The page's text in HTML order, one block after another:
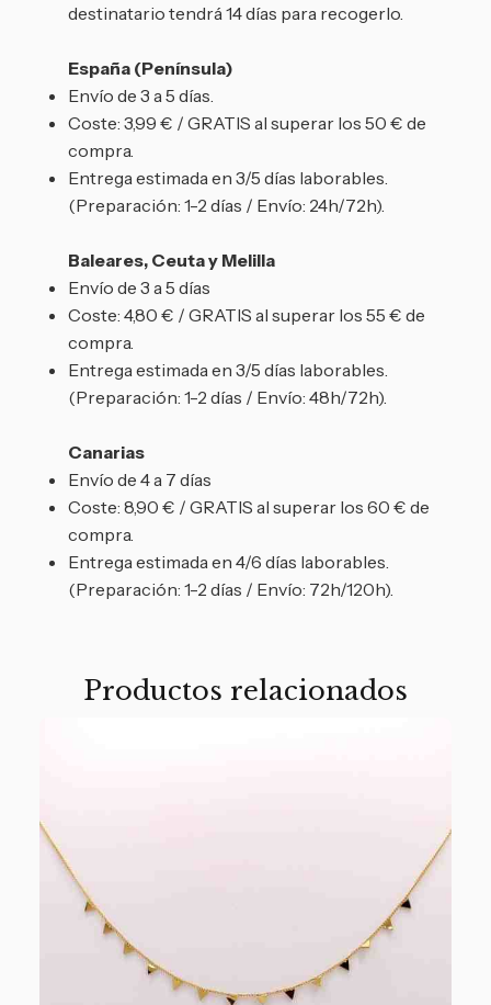
destinatario tendrá 14 días para recogerlo.
España (Península)
Envío de 3 a 5 días.
Coste: 3,99 € / GRATIS al superar los 50 € de
compra.
Entrega estimada en 3/5 días laborables.
(Preparación: 1-2 días / Envío: 24h/72h).
Baleares, Ceuta y Melilla
Envío de 3 a 5 días
Coste: 4,80 € / GRATIS al superar los 55 € de
compra.
Entrega estimada en 3/5 días laborables.
(Preparación: 1-2 días / Envío: 48h/72h).
Canarias
Envío de 4 a 7 días
Coste: 8,90 € / GRATIS al superar los 60 € de
compra.
Entrega estimada en 4/6 días laborables.
(Preparación: 1-2 días / Envío: 72h/120h).
Productos relacionados